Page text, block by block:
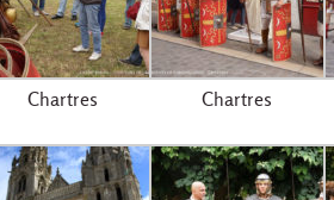
Chartres Chartres